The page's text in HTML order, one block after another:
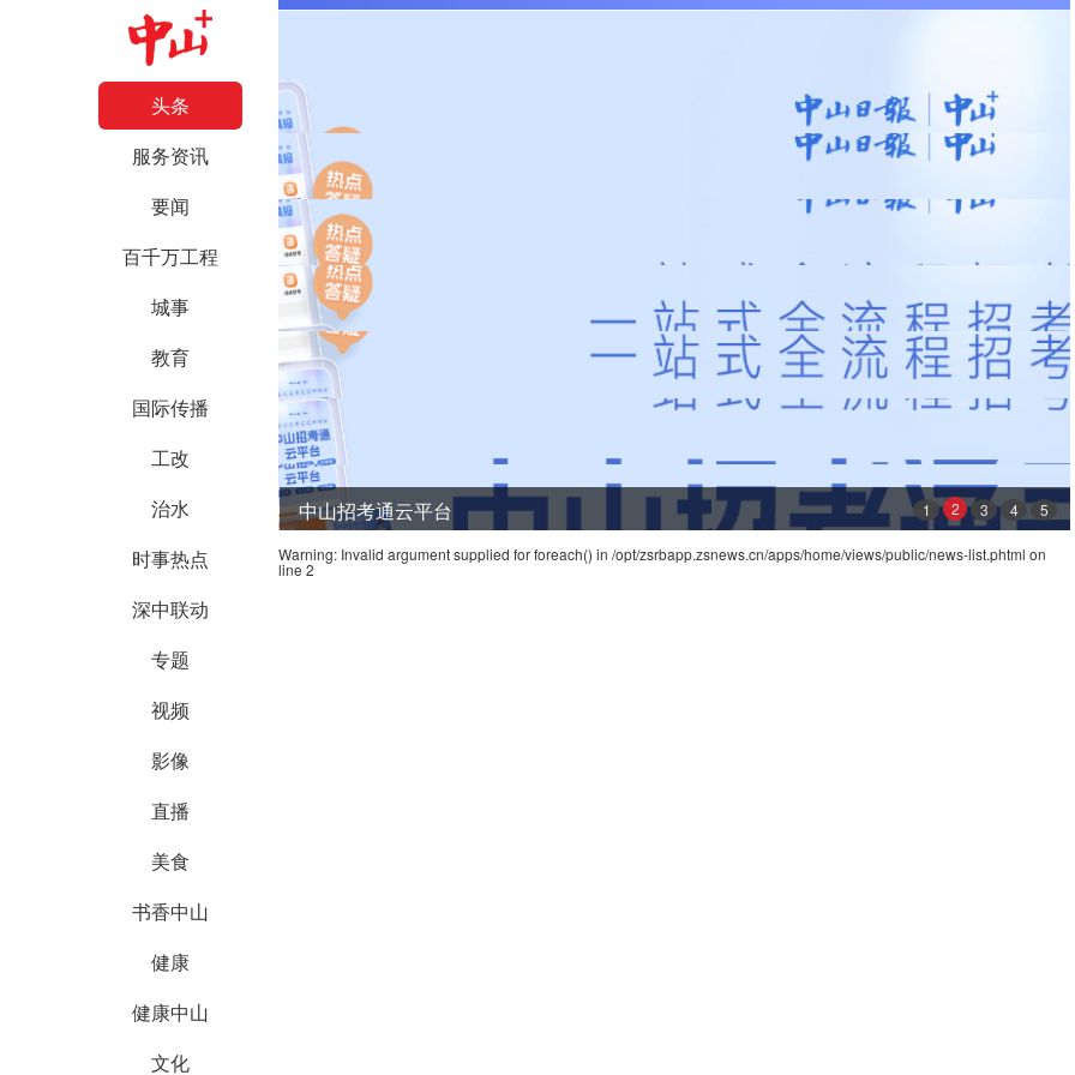
头条
服务资讯
要闻
百千万工程
城事
教育
国际传播
工改
治水
时事热点
深中联动
专题
视频
影像
直播
美食
书香中山
健康
健康中山
文化
中山招考通云平台 1 2 3 4 5
Warning: Invalid argument supplied for foreach() in /opt/zsrbapp.zsnews.cn/apps/home/views/public/news-list.phtml on
line 2